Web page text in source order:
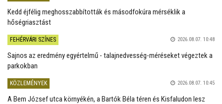
Kedd éjfélig meghosszabbították és másodfokúra mérséklik a
hőségriasztást
FEHÉRVÁRI SZÍNES 2026.08.07. 10:48
Sajnos az eredmény egyértelmű - talajnedvesség-méréseket végeztek a
parkokban
KÖZLEMÉNYEK 2026.08.07. 10:45
A Bem József utca környékén, a Bartók Béla téren és Kisfaludon lesz